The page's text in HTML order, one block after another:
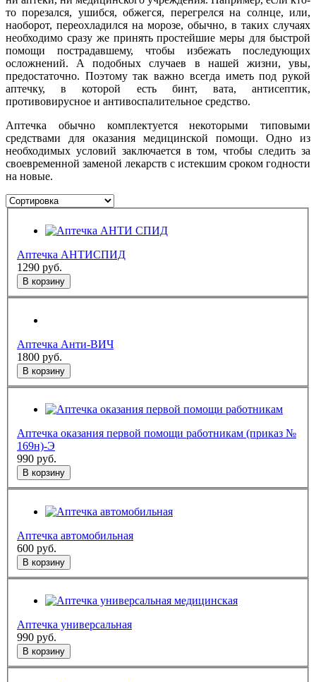
то порезался, ушибся, обжегся, перегрелся на солнце, или,
наоборот, переохладился на морозе, обычно, в таких случаях
необходимо сразу же принять простейшие меры для быстрой
помощи пострадавшему, чтобы избежать последующих
осложнений. А подобных случаев в нашей жизни, увы,
предостаточно. Поэтому так важно всегда иметь под рукой
аптечку, в которой есть бинт, вата, антисептик,
противовирусное и антивоспалительное средство.
Аптечка обычно комплектуется некоторыми типовыми
средствами для оказания медицинской помощи. Одно из
необходимых условий заключается в том, чтобы следить за
своевременной заменой лекарств с истекшим сроком годности
на новые.
Аптечка АНТИСПИД
1290 руб.
В корзину
Аптечка Анти-ВИЧ
1800 руб.
В корзину
Аптечка оказания первой помощи работникам (приказ №
169н)-Э
990 руб.
В корзину
Аптечка автомобильная
600 руб.
В корзину
Аптечка универсальная
990 руб.
В корзину